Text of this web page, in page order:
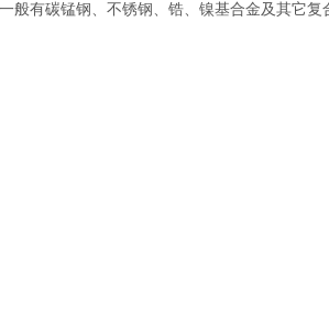
有碳锰钢、不锈钢、锆、镍基合金及其它复